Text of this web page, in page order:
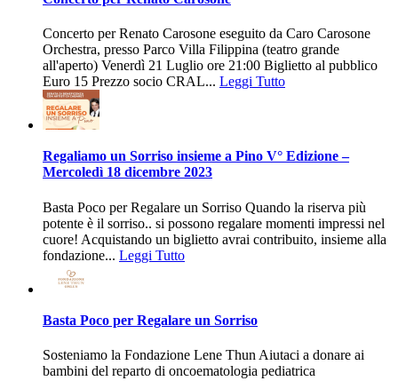
Concerto per Renato Carosone eseguito da Caro Carosone
Orchestra, presso Parco Villa Filippina (teatro grande
all'aperto) Venerdì 21 Luglio ore 21:00 Biglietto al pubblico
Euro 15 Prezzo socio CRAL... Leggi Tutto
Regaliamo un Sorriso insieme a Pino V° Edizione –
Mercoledì 18 dicembre 2023
Basta Poco per Regalare un Sorriso Quando la riserva più
potente è il sorriso.. si possono regalare momenti impressi nel
cuore! Acquistando un biglietto avrai contribuito, insieme alla
fondazione... Leggi Tutto
Basta Poco per Regalare un Sorriso
Sosteniamo la Fondazione Lene Thun Aiutaci a donare ai
bambini del reparto di oncoematologia pediatrica